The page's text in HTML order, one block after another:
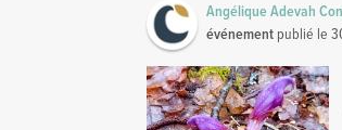
Angélique Adevah
événement publié le